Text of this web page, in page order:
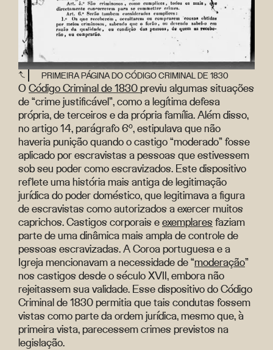
PRIMEIRA PÁGINA DO CÓDIGO CRIMINAL DE 1830
OCódigo Criminal de 1830previu algumas situações
de “crime justificável”, como a legítima defesa
própria, de terceiros e da própria família. Além disso,
no artigo 14, parágrafo 6º, estipulava que não
haveria punição quando o castigo “moderado” fosse
aplicado por escravistas a pessoas que estivessem
sob seu poder como escravizados. Este dispositivo
reflete uma história mais antiga de legitimação
jurídica do poder doméstico, que legitimava a figura
de escravistas como autorizados a exercer muitos
caprichos. Castigos corporais eexemplaresfaziam
parte de uma dinâmica mais ampla de controle de
pessoas escravizadas. A Coroa portuguesa e a
Igreja mencionavam a necessidade de “moderação”
nos castigos desde o século XVII, embora não
rejeitassem sua validade. Esse dispositivo do Código
Criminal de 1830 permitia que tais condutas fossem
vistas como parte da ordem jurídica, mesmo que, à
primeira vista, parecessem crimes previstos na
legislação.